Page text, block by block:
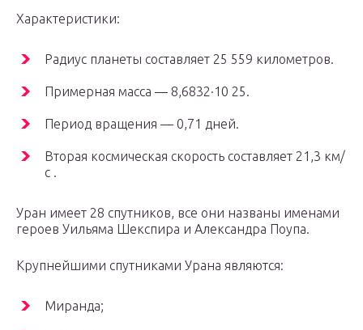
Характеристики:
Радиус планеты составляет 25 559 километров.
Примерная масса — 8,6832·10 25.
Период вращения — 0,71 дней.
Вторая космическая скорость составляет 21,3 км/
с .
Уран имеет 28 спутников, все они названы именами
героев Уильяма Шекспира и Александра Поупа.
Крупнейшими спутниками Урана являются:
Миранда;